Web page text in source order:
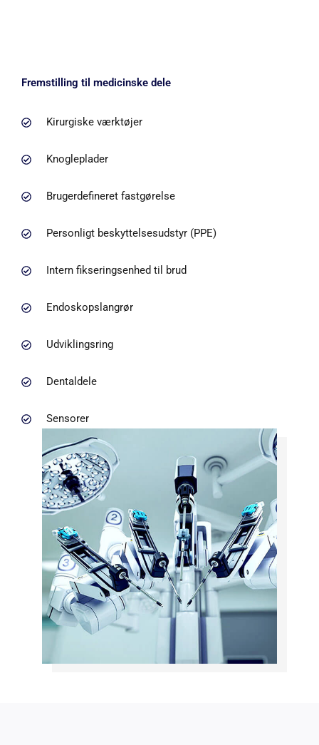
Fremstilling til medicinske dele
Kirurgiske værktøjer
Knogleplader
Brugerdefineret fastgørelse
Personligt beskyttelsesudstyr (PPE)
Intern fikseringsenhed til brud
Endoskopslangrør
Udviklingsring
Dentaldele
Sensorer